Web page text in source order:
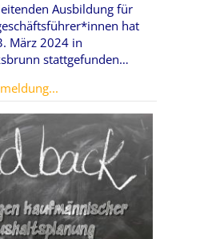
Ausbildung für
hat
März 2024 in
stattgefunden…